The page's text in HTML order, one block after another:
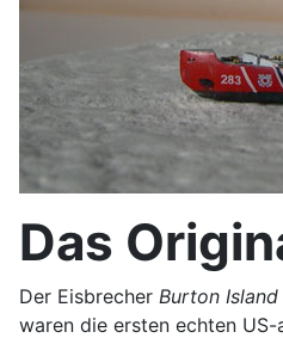
Das
Der Eisbrecher Burton Island
waren die ersten echten